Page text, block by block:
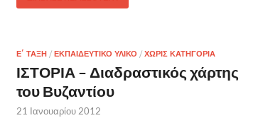
Ε΄ ΤΆΞΗ / ΕΚΠΑΙΔΕΥΤΙΚΌ ΥΛΙΚΌ / ΧΩΡΊΣ ΚΑΤΗΓΟΡΊΑ
ΙΣΤΟΡΙΑ – Διαδραστικός χάρτης
του Βυζαντίου
21 Ιανουαρίου 2012